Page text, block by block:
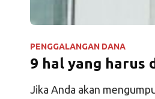
PENGGALANGAN DANA
9 hal yang harus
Jika Anda akan